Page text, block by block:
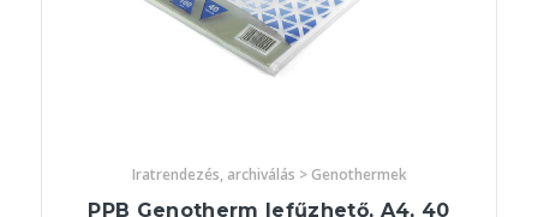
Iratrendezés, archiválás > Genothermek
PPB Genotherm lefűzhető, A4, 40